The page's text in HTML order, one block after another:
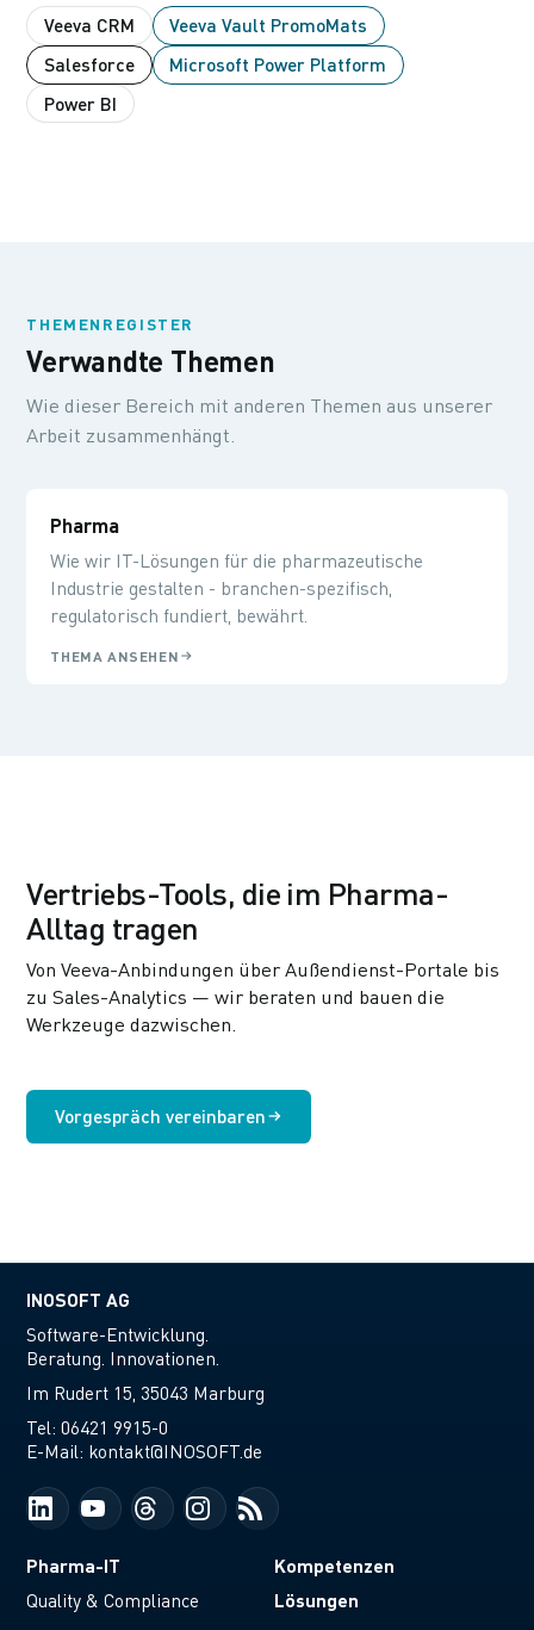
Veeva CRM
Veeva Vault PromoMats
Salesforce
Microsoft Power Platform
Power BI
THEMENREGISTER
Verwandte Themen
Wie dieser Bereich mit anderen Themen aus unserer
Arbeit zusammenhängt.
Pharma
Wie wir IT-Lösungen für die pharmazeutische
Industrie gestalten - branchen-spezifisch,
regulatorisch fundiert, bewährt.
THEMA ANSEHEN
Vertriebs-Tools, die im Pharma-
Alltag tragen
Von Veeva-Anbindungen über Außendienst-Portale bis
zu Sales-Analytics — wir beraten und bauen die
Werkzeuge dazwischen.
Vorgespräch vereinbaren
INOSOFT AG
Software-Entwicklung.
Beratung. Innovationen.
Im Rudert 15, 35043 Marburg
Tel:06421 9915-0
E-Mail: kontakt@INOSOFT.de
Pharma-IT
Quality & Compliance
Kompetenzen
Lösungen